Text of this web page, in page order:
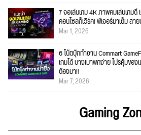
7 จอเล่นเกม 4K ภาพคมเล่นเกม
คอนโซลก็เวิร์ค! ฟีเจอร์มาเต็ม ส
Mar 1, 2026
6 โน้ตบุ๊กทำงาน Commart
เกมได้ บางเบาพกง่าย โปรคุ้มขอ
ต้องมา!!
Mar 7, 2026
Gaming